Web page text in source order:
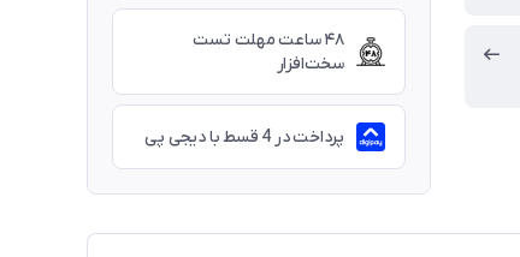
۴۸ ساعت مهلت تست
سخت‌افزار
پرداخت در 4 قسط با دیجی پی